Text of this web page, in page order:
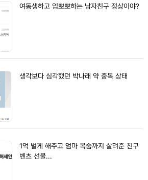
여동생하고 입뽀뽀하는 남자친구 정상이야?
생각보다 심각했던 박나래 약 중독 상태
1억 벌게 해주고 엄마 목숨까지 살려준 친구
벤츠 선물...